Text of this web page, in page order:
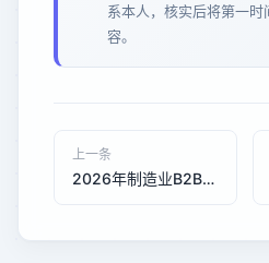
系本人，核实后将第一
容。
上一条
2026年制造业B2B询盘转化率提升：AI优化与GEO优化技术对比分析